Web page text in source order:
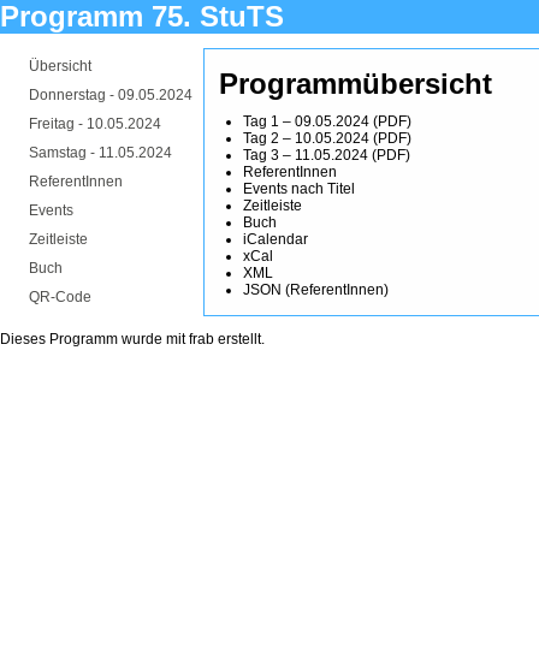
Programm 75. StuTS
Übersicht
Donnerstag - 09.05.2024
Freitag - 10.05.2024
Samstag - 11.05.2024
ReferentInnen
Events
Zeitleiste
Buch
QR-Code
Programmübersicht
Tag 1 – 09.05.2024 (PDF)
Tag 2 – 10.05.2024 (PDF)
Tag 3 – 11.05.2024 (PDF)
ReferentInnen
Events nach Titel
Zeitleiste
Buch
iCalendar
xCal
XML
JSON (ReferentInnen)
Dieses Programm wurde mitfrab erstellt.